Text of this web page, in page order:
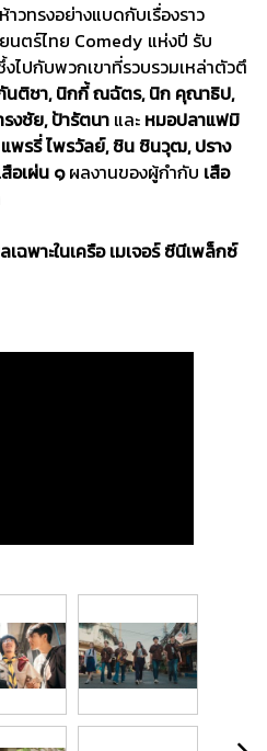
วทรงอย่างแบดกับเรื่องราว
นตร์ไทย Comedy แห่งปี รับ
ไปกับพวกเขาที่รวบรวมเหล่าตัวตึ
นติชา, นิกกี้ ณฉัตร, นิก คุณาธิป,
งชัย, ป้ารัตนา และ หมอปลาแฟมิ
พรรี่ ไพรวัลย์, ชิน ชินวุฒ, ปราง
สือเผ่น ๑ผลงานของผู้กำกับ เสือ
เฉพาะในเครือ เมเจอร์ ซีนีเพล็กซ์